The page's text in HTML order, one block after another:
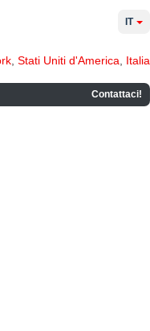
Stati Uniti d'America Italia
Contattaci!
IT